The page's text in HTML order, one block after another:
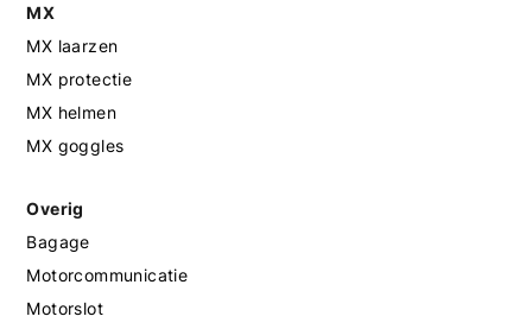
MX
MX laarzen
MX protectie
MX helmen
MX goggles
Overig
Bagage
Motorcommunicatie
Motorslot